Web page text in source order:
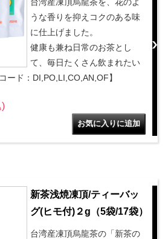
うな香りを抑えコクのある味
に仕上げました。
健康も兼ね日常のお茶とし
て、毎日たくさん飲まれたい
ード：DI,PO,LI,CO,AN,OF】
)
新茶浅焼凍頂/ティーバッ
グ(ヒモ付)２g（5袋/17袋）
台湾産凍頂烏龍茶の「新茶の